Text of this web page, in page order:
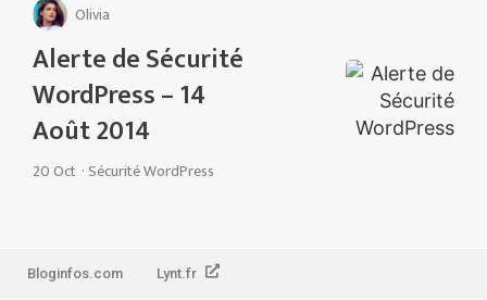
Olivia
Alerte de Sécurité
WordPress – 14
Août 2014
20 Oct · Sécurité WordPress
Bloginfos.com Lynt.fr